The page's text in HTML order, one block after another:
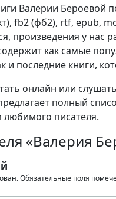
Валерии Бероевой
fb2 (фб2), rtf, epub,
произведения у нас
как самые
и последние книги,
онлайн или
полный
любимого писателя.
«Валерия
Обязательные поля